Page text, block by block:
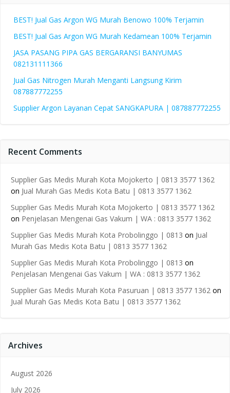
BEST! Jual Gas Argon WG Murah Benowo 100% Terjamin
BEST! Jual Gas Argon WG Murah Kedamean 100% Terjamin
JASA PASANG PIPA GAS BERGARANSI BANYUMAS
082131111366
Jual Gas Nitrogen Murah Menganti Langsung Kirim
087887772255
Supplier Argon Layanan Cepat SANGKAPURA | 087887772255
Recent Comments
Supplier Gas Medis Murah Kota Mojokerto | 0813 3577 1362
on Jual Murah Gas Medis Kota Batu | 0813 3577 1362
Supplier Gas Medis Murah Kota Mojokerto | 0813 3577 1362
on Penjelasan Mengenai Gas Vakum | WA : 0813 3577 1362
Supplier Gas Medis Murah Kota Probolinggo | 0813 on Jual
Murah Gas Medis Kota Batu | 0813 3577 1362
Supplier Gas Medis Murah Kota Probolinggo | 0813 on
Penjelasan Mengenai Gas Vakum | WA : 0813 3577 1362
Supplier Gas Medis Murah Kota Pasuruan | 0813 3577 1362 on
Jual Murah Gas Medis Kota Batu | 0813 3577 1362
Archives
August 2026
July 2026